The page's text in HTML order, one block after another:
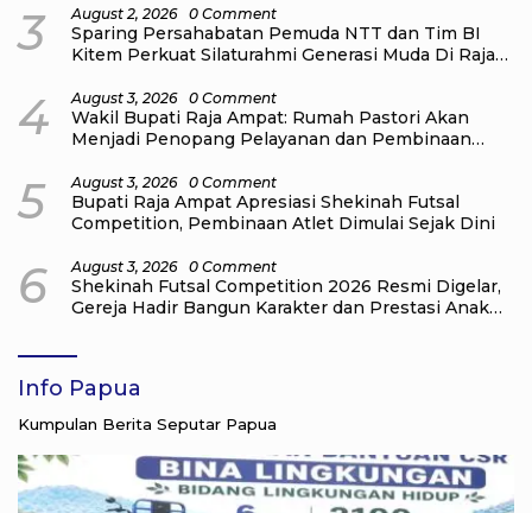
Distrik Tiplol Mayalibit
3 August 2, 2026 0 Comment
Sparing Persahabatan Pemuda NTT dan Tim BI
Kitem Perkuat Silaturahmi Generasi Muda Di Raja
4 August 3, 2026 0 Comment
Wakil Bupati Raja Ampat: Rumah Pastori Akan
Menjadi Penopang Pelayanan dan Pembinaan
5 August 3, 2026 0 Comment
Bupati Raja Ampat Apresiasi Shekinah Futsal
Competition, Pembinaan Atlet Dimulai Sejak Dini
6 August 3, 2026 0 Comment
Shekinah Futsal Competition 2026 Resmi Digelar,
Gereja Hadir Bangun Karakter dan Prestasi Anak
Info Papua
Kumpulan Berita Seputar Papua